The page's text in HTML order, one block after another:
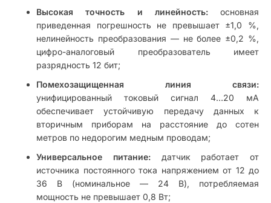
Высокая точность и линейность:основная
приведенная погрешность не превышает ±1,0 %,
нелинейность преобразования — не более ±0,2 %,
цифро-аналоговый преобразователь имеет
разрядность 12 бит;
Помехозащищенная линия связи:
унифицированный токовый сигнал 4…20 мА
обеспечивает устойчивую передачу данных к
вторичным приборам на расстояние до сотен
метров по недорогим медным проводам;
Универсальное питание:датчик работает от
источника постоянного тока напряжением от 12 до
36 В (номинальное — 24 В), потребляемая
мощность не превышает 0,8 Вт;